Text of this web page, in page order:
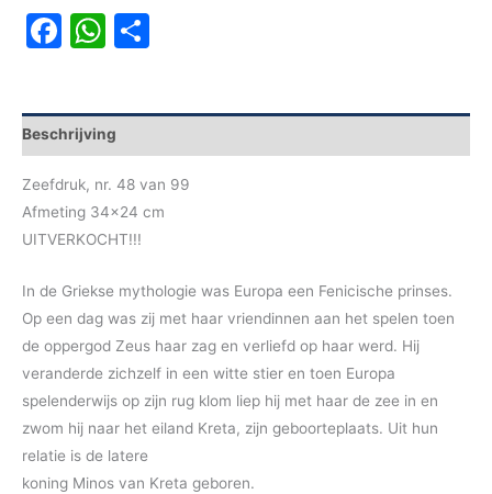
Facebook
WhatsApp
Beschrijving
Zeefdruk, nr. 48 van 99
Afmeting 34×24 cm
UITVERKOCHT!!!
In de Griekse mythologie was Europa een Fenicische prinses.
Op een dag was zij met haar vriendinnen aan het spelen toen
de oppergod Zeus haar zag en verliefd op haar werd. Hij
veranderde zichzelf in een witte stier en toen Europa
spelenderwijs op zijn rug klom liep hij met haar de zee in en
zwom hij naar het eiland Kreta, zijn geboorteplaats. Uit hun
relatie is de latere
koning Minos van Kreta geboren.